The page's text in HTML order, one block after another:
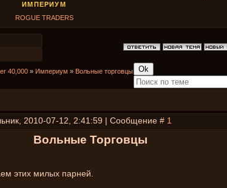
ИМПЕРИУМ
ROGUE TRADERS
40,000 » Империум » Вольные торговцы
2010-07-12, 2:41:59 | Сообщение # 1
Вольные Торговцы
этих милых парней.